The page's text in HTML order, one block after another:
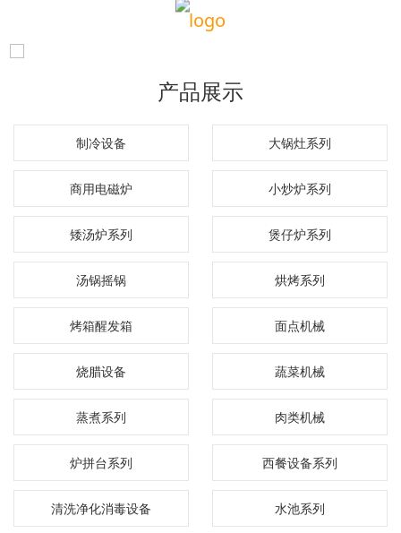
产品展示
制冷设备 大锅灶系列
商用电磁炉 小炒炉系列
矮汤炉系列 煲仔炉系列
汤锅摇锅 烘烤系列
烤箱醒发箱 面点机械
烧腊设备 蔬菜机械
蒸煮系列 肉类机械
炉拼台系列 西餐设备系列
清洗净化消毒设备 水池系列